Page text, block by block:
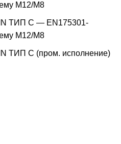
M12/M8
ТИП C — EN175301-
M12/M8
ТИП C (пром. исполнение)